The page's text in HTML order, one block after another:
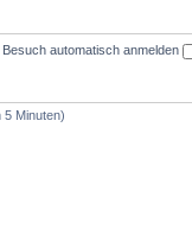
Besuch automatisch anmelden
Minuten)